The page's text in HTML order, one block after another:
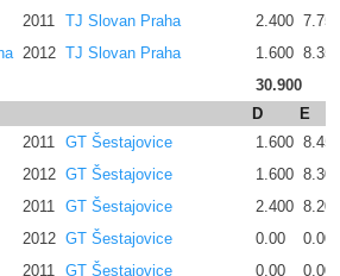
2011 TJ Slovan Praha 2.400 7.750
2012 TJ Slovan Praha 1.600 8.350
30.900
D
E
2011 GT Šestajovice 1.600 8.450
2012 GT Šestajovice 1.600 8.300
2011 GT Šestajovice 2.400 8.200
2012 GT Šestajovice 0.00
0.00
2011 GT Šestajovice 0.00
0.00